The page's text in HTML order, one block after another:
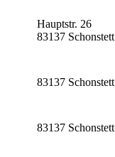
Hauptstr. 26
83137 Schonstett
83137 Schonstett
83137 Schonstett